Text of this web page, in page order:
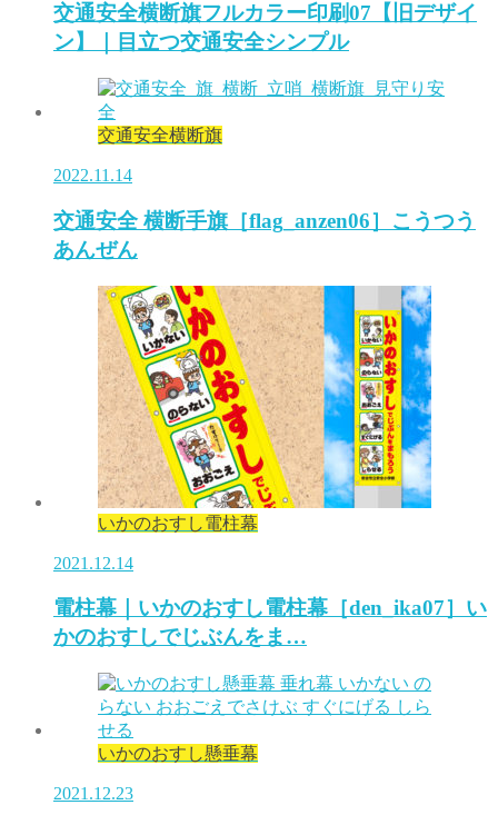
交通安全横断旗フルカラー印刷07【旧デザイ
ン】｜目立つ交通安全シンプル
交通安全横断旗
2022.11.14
交通安全 横断手旗［flag_anzen06］こうつう
あんぜん
いかのおすし電柱幕
2021.12.14
電柱幕｜いかのおすし電柱幕［den_ika07］い
かのおすしでじぶんをま…
いかのおすし懸垂幕
2021.12.23